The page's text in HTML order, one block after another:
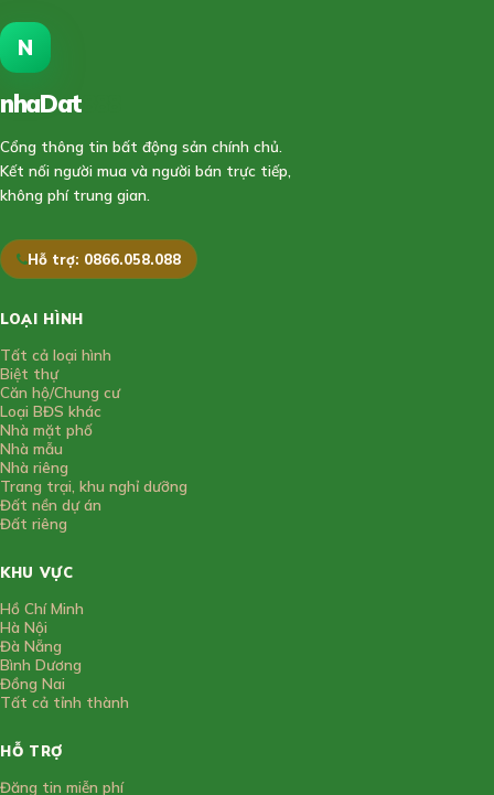
N
nhaDat
Cổng thông tin bất động sản chính chủ.
Kết nối người mua và người bán trực tiếp,
không phí trung gian.
Hỗ trợ: 0866.058.088
LOẠI HÌNH
Tất cả loại hình
Biệt thự
Căn hộ/Chung cư
Loại BĐS khác
Nhà mặt phố
Nhà mẫu
Nhà riêng
Trang trại, khu nghỉ dưỡng
Đất nền dự án
Đất riêng
KHU VỰC
Hồ Chí Minh
Hà Nội
Đà Nẵng
Bình Dương
Đồng Nai
Tất cả tỉnh thành
HỖ TRỢ
Đăng tin miễn phí